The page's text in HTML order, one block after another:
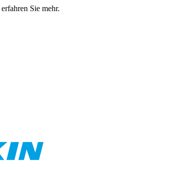
erfahren Sie mehr.